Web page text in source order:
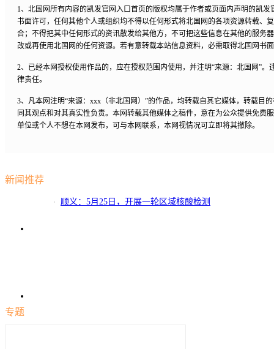
1、北国网所有内容的凯发官网入口首页的版权均属于作者或页面内声明的凯
书面许可，任何其他个人或组织均不得以任何形式将北国网的各项资源转载、
合；不得把其中任何形式的资讯散发给其他方，不可把这些信息在其他的服务
改或再使用北国网的任何资源。若有意转载本站信息资料，必需取得北国网书
2、已经本网授权使用作品的，应在授权范围内使用，并注明“来源：北国网”
律责任。
3、凡本网注明“来源：xxx（非北国网）”的作品，均转载自其它媒体，转载目
同其观点和对其真实性负责。本网转载其他媒体之稿件，意在为公众提供免费
单位或个人不想在本网发布，可与本网联系，本网视情况可立即将其撤除。
新闻推荐
顺义：5月25日，开展一轮区域核酸检测
专题